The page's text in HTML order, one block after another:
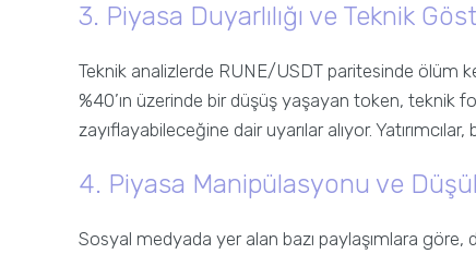
3. Piyasa Duyarlılığı ve Teknik
Teknik analizlerde RUNE/USDT paritesinde ölüm
%40’ın üzerinde bir düşüş yaşayan token, teknik
zayıflayabileceğine dair uyarılar alıyor.
4. Piyasa Manipülasyonu ve
Sosyal medyada yer alan bazı paylaşımlara